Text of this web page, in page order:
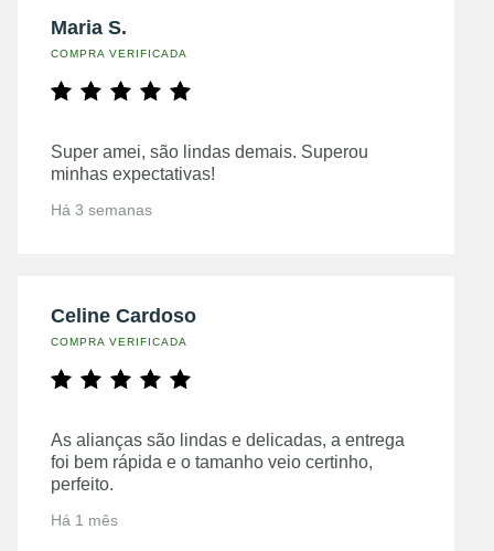
Maria S.
COMPRA VERIFICADA
Super amei, são lindas demais. Superou
minhas expectativas!
Há 3 semanas
Celine Cardoso
COMPRA VERIFICADA
As alianças são lindas e delicadas, a entrega
foi bem rápida e o tamanho veio certinho,
perfeito.
Há 1 mês